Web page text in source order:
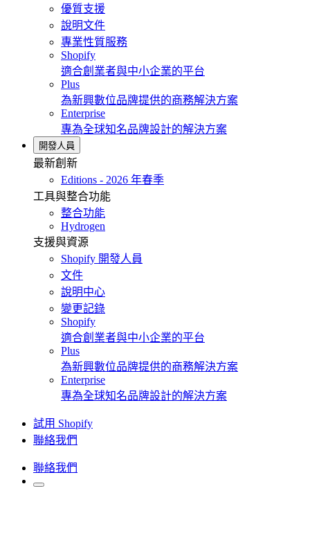
優質支援
說明文件
專業性質服務
Shopify
適合創業者與中小企業的平台
Plus
為新興數位品牌提供的商務解決方案
Enterprise
專為全球知名品牌設計的解決方案
開發人員
最新創新
Editions - 2026 年春季
工具與整合功能
整合功能
Hydrogen
支援與資源
Shopify 開發人員
文件
說明中心
變更記錄
Shopify
適合創業者與中小企業的平台
Plus
為新興數位品牌提供的商務解決方案
Enterprise
專為全球知名品牌設計的解決方案
試用 Shopify
聯絡我們
聯絡我們